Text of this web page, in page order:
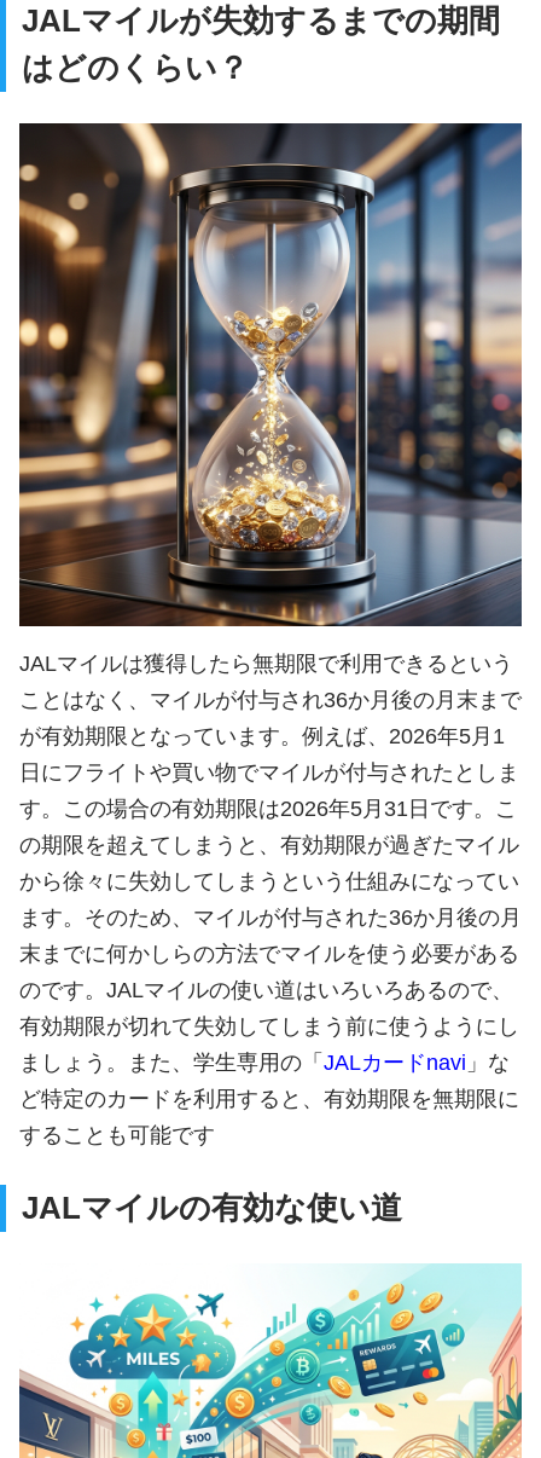
JALマイルが失効するまでの期間
はどのくらい？
JALマイルは獲得したら無期限で利用できるという
ことはなく、マイルが付与され36か月後の月末まで
が有効期限となっています。例えば、2026年5月1
日にフライトや買い物でマイルが付与されたとしま
す。この場合の有効期限は2026年5月31日です。こ
の期限を超えてしまうと、有効期限が過ぎたマイル
から徐々に失効してしまうという仕組みになってい
ます。そのため、マイルが付与された36か月後の月
末までに何かしらの方法でマイルを使う必要がある
のです。JALマイルの使い道はいろいろあるので、
有効期限が切れて失効してしまう前に使うようにし
ましょう。また、学生専用の「 JALカードnavi 」な
ど特定のカードを利用すると、有効期限を無期限に
することも可能です​
JALマイルの有効な使い道